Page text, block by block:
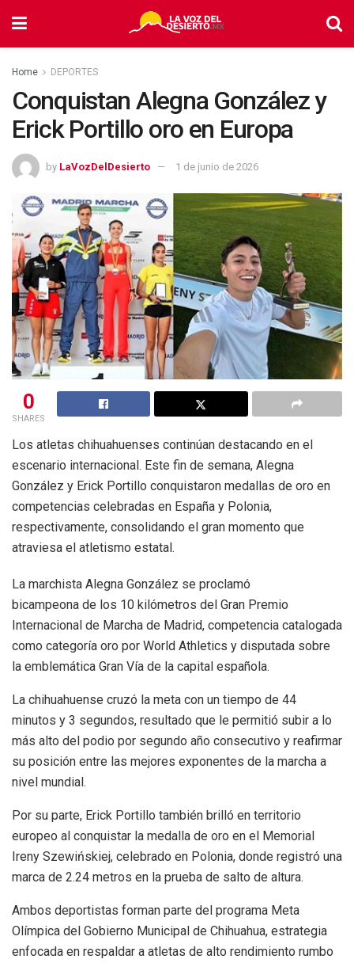
Home DEPORTES
Conquistan Alegna González y
Erick Portillo oro en Europa
by LaVozDelDesierto 1 de junio de 2026
0
SHARES
Los atletas chihuahuenses continúan destacando en el
escenario internacional. Este fin de semana, Alegna
González y Erick Portillo conquistaron medallas de oro en
competencias celebradas en España y Polonia,
respectivamente, consolidando el gran momento que
atraviesa el atletismo estatal.
La marchista Alegna González se proclamó
bicampeona de los 10 kilómetros del Gran Premio
Internacional de Marcha de Madrid, competencia catalogada
como categoría oro por World Athletics y disputada sobre
la emblemática Gran Vía de la capital española.
La chihuahuense cruzó la meta con un tiempo de 44
minutos y 3 segundos, resultado que le permitió subir a lo
más alto del podio por segundo año consecutivo y reafirmar
su posición entre las mejores exponentes de la marcha a
nivel mundial.
Por su parte, Erick Portillo también brilló en territorio
europeo al conquistar la medalla de oro en el Memorial
Ireny Szewińskiej, celebrado en Polonia, donde registró una
marca de 2.24 metros en la prueba de salto de altura.
Ambos deportistas forman parte del programa Meta
Olímpica del Gobierno Municipal de Chihuahua, estrategia
enfocada en respaldar a atletas de alto rendimiento rumbo